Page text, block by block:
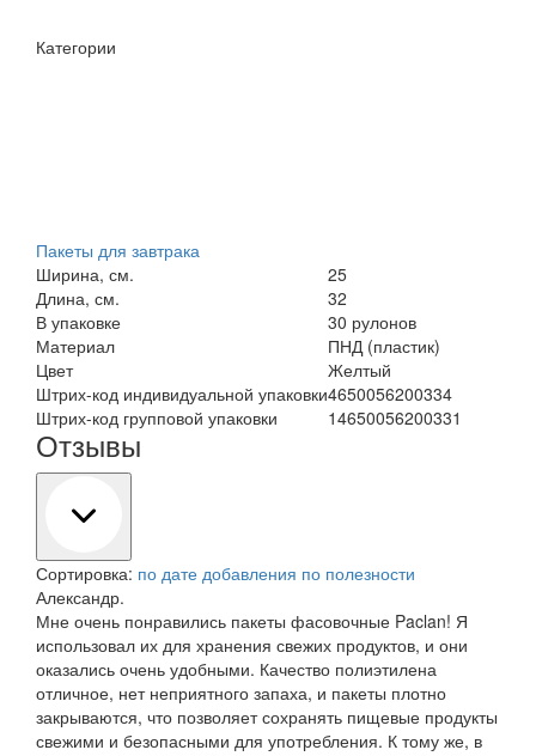
Категории
Пакеты для завтрака
Ширина, см.
25
Длина, см.
32
В упаковке
30 рулонов
Материал
ПНД (пластик)
Цвет
Желтый
Штрих-код индивидуальной упаковки4650056200334
Штрих-код групповой упаковки
14650056200331
Отзывы
Сортировка: по дате добавления по полезности
Александр.
Мне очень понравились пакеты фасовочные Paclan! Я
использовал их для хранения свежих продуктов, и они
оказались очень удобными. Качество полиэтилена
отличное, нет неприятного запаха, и пакеты плотно
закрываются, что позволяет сохранять пищевые продукты
свежими и безопасными для употребления. К тому же, в